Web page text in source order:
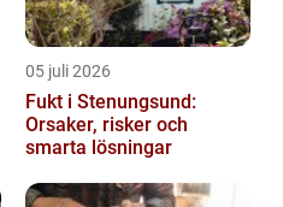
05 juli 2026
Fukt i Stenungsund:
Orsaker, risker och
smarta lösningar